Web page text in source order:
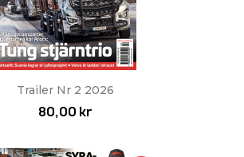
Trailer Nr 2 2026
80,00 kr